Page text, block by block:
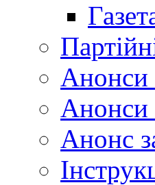
Анонси
Анонси
Анонс